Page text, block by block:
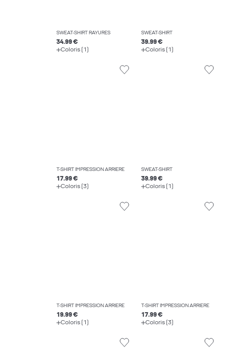
SWEAT-SHIRT RAYURES
34.99 €
Coloris (1)
SWEAT-SHIRT
39.99 €
Coloris (1)
T-SHIRT IMPRESSION ARRIÈRE
17.99 €
Coloris (3)
SWEAT-SHIRT
39.99 €
Coloris (1)
T-SHIRT IMPRESSION ARRIÈRE
19.99 €
Coloris (1)
T-SHIRT IMPRESSION ARRIÈRE
17.99 €
Coloris (3)